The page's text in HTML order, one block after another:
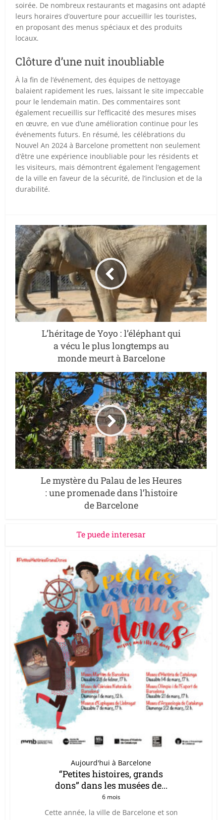
soirée. De nombreux restaurants et magasins ont adapté
leurs horaires d’ouverture pour accueillir les touristes,
en proposant des menus spéciaux et des produits
locaux.
Clôture d’une nuit inoubliable
À la fin de l’événement, des équipes de nettoyage
balaient rapidement les rues, laissant le site impeccable
pour le lendemain matin. Des commentaires sont
également recueillis sur l’efficacité des mesures mises
en œuvre, en vue d’une amélioration continue pour les
événements futurs. En résumé, les célébrations du
Nouvel An 2024 à Barcelone promettent non seulement
d’être une expérience inoubliable pour les résidents et
les visiteurs, mais démontrent également l’engagement
de la ville en faveur de la sécurité, de l’inclusion et de la
durabilité.
L’héritage de Yoyo : l’éléphant qui
a vécu le plus longtemps au
monde meurt à Barcelone
Le mystère du Palau de les Heures
: une promenade dans l’histoire
de Barcelone
Te puede interesar
Aujourd'hui à Barcelone
“Petites histoires, grands
dons” dans les musées de...
6 mois
Cette année, la ville de Barcelone et son